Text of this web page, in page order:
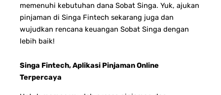
memenuhi kebutuhan dana Sobat Singa. Yuk, ajukan
pinjaman di Singa Fintech sekarang juga dan
wujudkan rencana keuangan Sobat Singa dengan
lebih baik!
Singa Fintech, Aplikasi Pinjaman Online
Terpercaya